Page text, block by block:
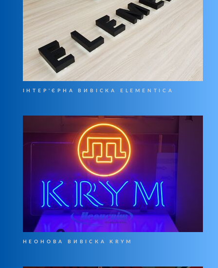
ІНТЕР'ЄРНА ВИВІСКА ELEMENTICA
НЕОНОВА ВИВІСКА KRYM